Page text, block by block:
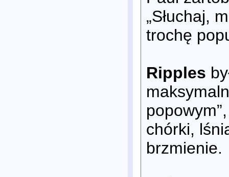
„Słuchaj,
trochę
Ripples
chórki,
brzmienie.